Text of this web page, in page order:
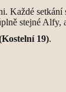
stejné
19).